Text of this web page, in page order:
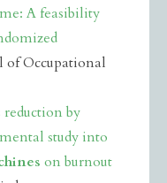
A feasibility
of Occupational
reduction by
study into
on burnout